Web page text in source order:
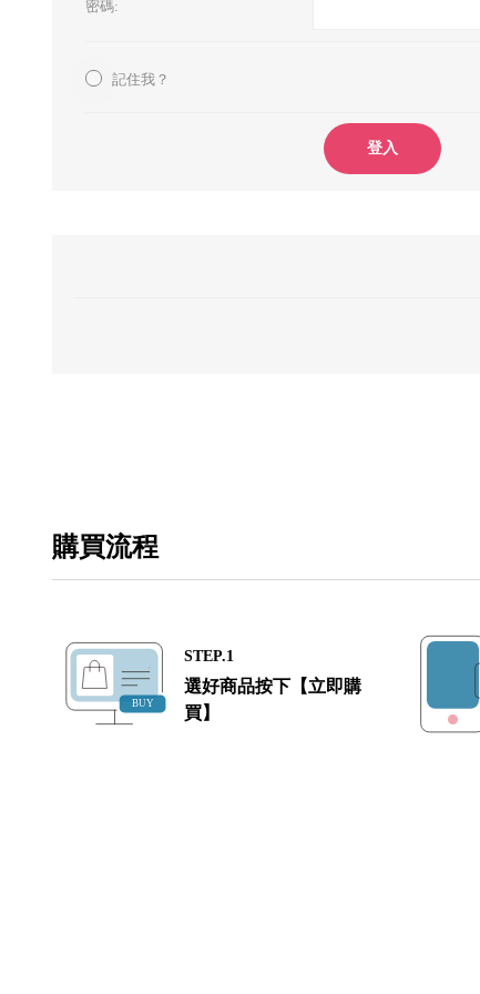
密碼:
記住我？
登入
購買流程
STEP.1
選好商品按下【立即購
買】